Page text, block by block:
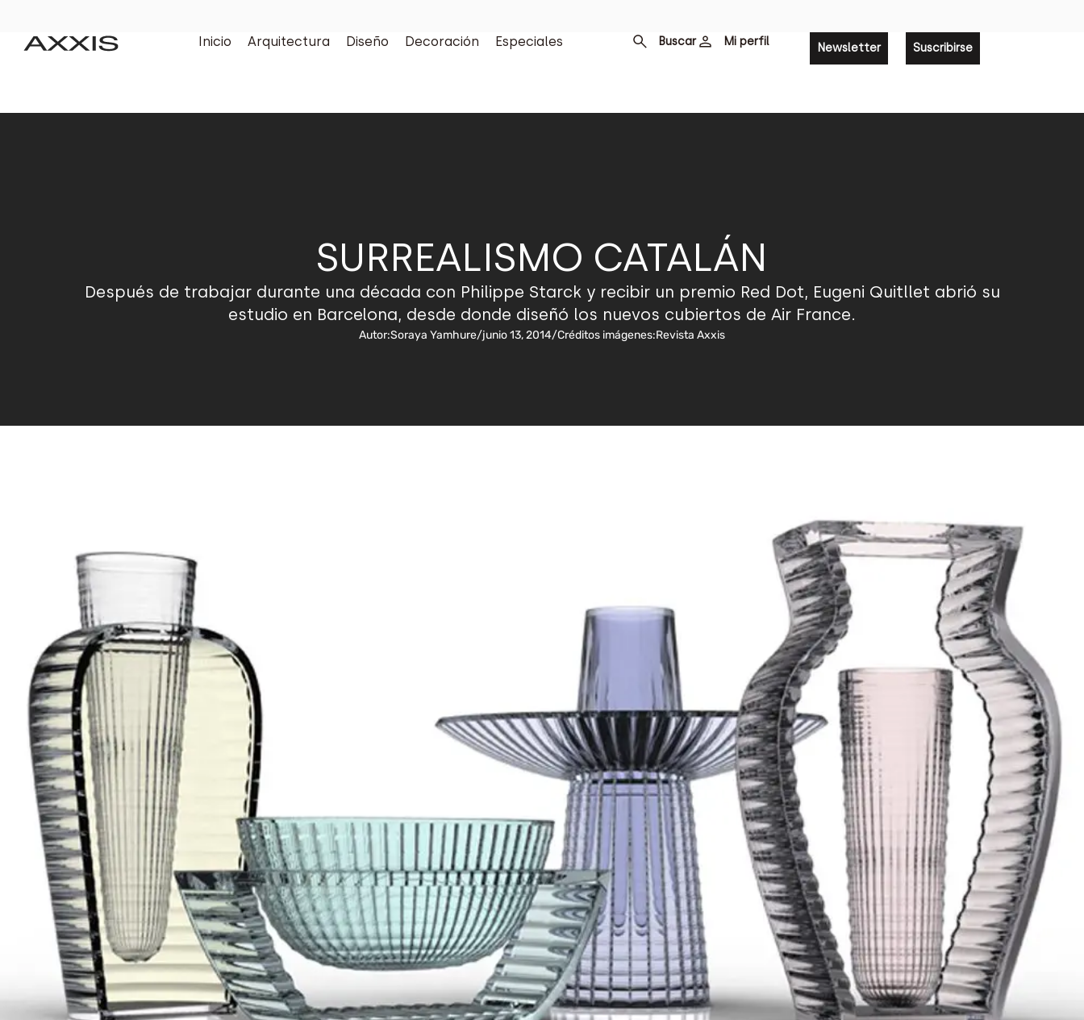
Inicio Arquitectura Diseño Decoración Especiales Buscar Mi perfil Newsletter Suscribirse
SURREALISMO CATALÁN
Después de trabajar durante una década con Philippe Starck y recibir un premio Red Dot, Eugeni Quitllet abrió su
estudio en Barcelona, desde donde diseñó los nuevos cubiertos de Air France.
Autor:Soraya Yamhure/junio 13, 2014/Créditos imágenes:Revista Axxis